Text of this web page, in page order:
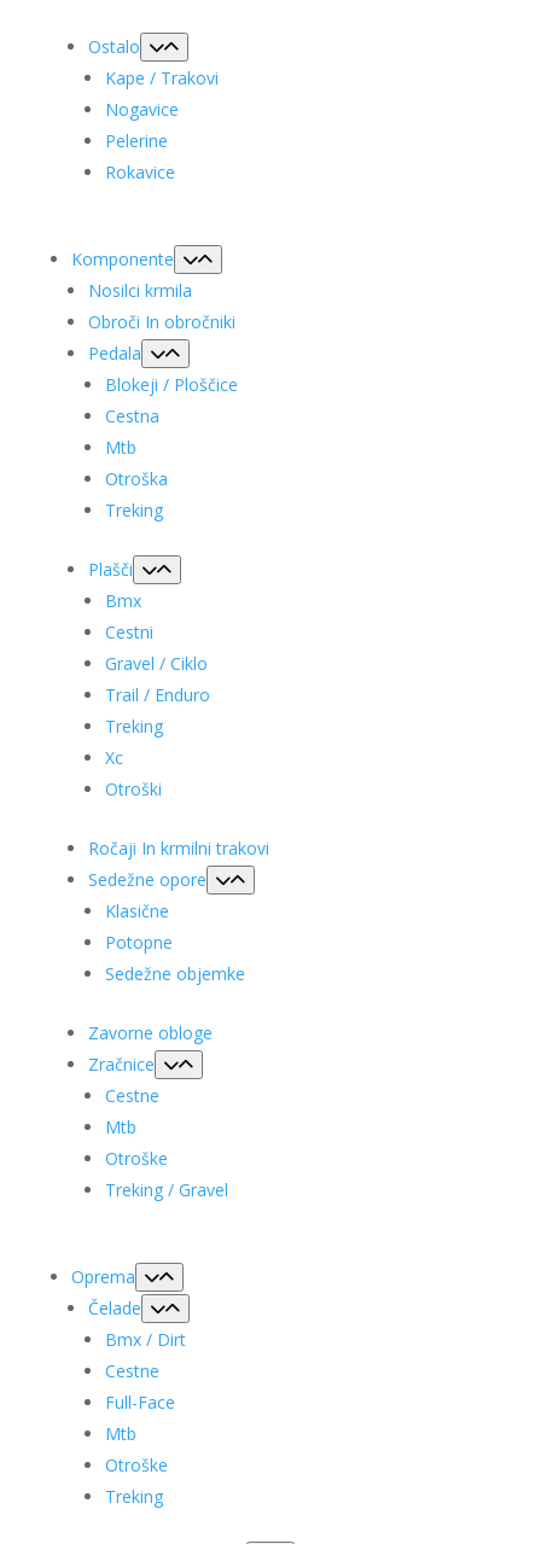
Ostalo
Kape / Trakovi
Nogavice
Pelerine
Rokavice
Komponente
Nosilci krmila
Obroči In obročniki
Pedala
Blokeji / Ploščice
Cestna
Mtb
Otroška
Treking
Plašči
Bmx
Cestni
Gravel / Ciklo
Trail / Enduro
Treking
Xc
Otroški
Ročaji In krmilni trakovi
Sedežne opore
Klasične
Potopne
Sedežne objemke
Zavorne obloge
Zračnice
Cestne
Mtb
Otroške
Treking / Gravel
Oprema
Čelade
Bmx / Dirt
Cestne
Full-Face
Mtb
Otroške
Treking